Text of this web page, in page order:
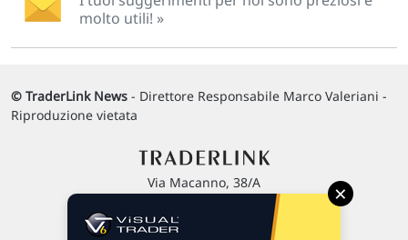
molto utili! »
© TraderLink News - Direttore Responsabile Marco Valeriani -
Riproduzione vietata
Via Macanno, 38/A
P.IVA 02 452 460 401
×